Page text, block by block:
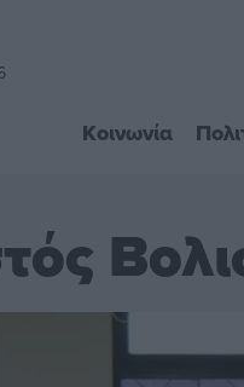
Κοινωνία